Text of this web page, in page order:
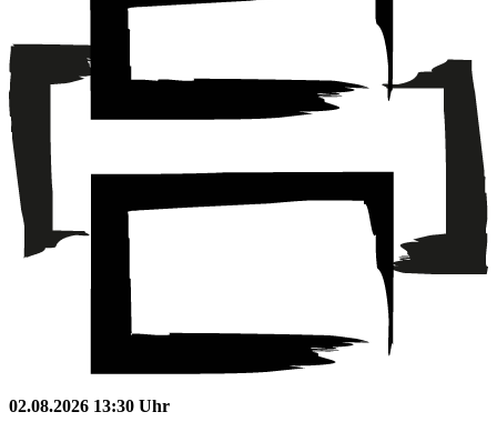
02.08.2026 13:30 Uhr